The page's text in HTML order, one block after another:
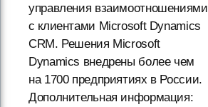
управления взаимоотношениями
с клиентами Microsoft Dynamics
CRM. Решения Microsoft
Dynamics внедрены более чем
на 1700 предприятиях в России.
Дополнительная информация: